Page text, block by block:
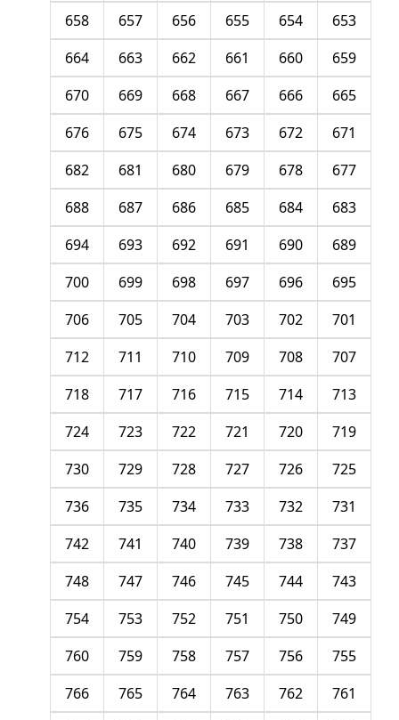
653
654
655
656
657
658
659
660
661
662
663
664
665
666
667
668
669
670
671
672
673
674
675
676
677
678
679
680
681
682
683
684
685
686
687
688
689
690
691
692
693
694
695
696
697
698
699
700
701
702
703
704
705
706
707
708
709
710
711
712
713
714
715
716
717
718
719
720
721
722
723
724
725
726
727
728
729
730
731
732
733
734
735
736
737
738
739
740
741
742
743
744
745
746
747
748
749
750
751
752
753
754
755
756
757
758
759
760
761
762
763
764
765
766